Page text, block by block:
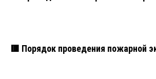
🟥 Порядок проведения пожарной